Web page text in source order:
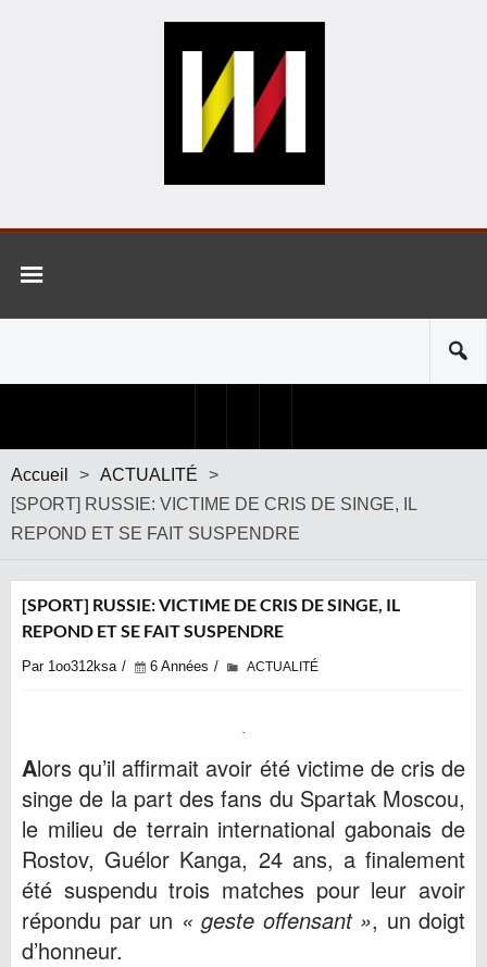
Accueil > ACTUALITÉ
>
[SPORT] RUSSIE: VICTIME DE CRIS DE SINGE, IL
REPOND ET SE FAIT SUSPENDRE
[SPORT] RUSSIE: VICTIME DE CRIS DE SINGE, IL
REPOND ET SE FAIT SUSPENDRE
Par 1oo312ksa 6 Années ACTUALITÉ
Alors qu’il affirmait avoir été victime de cris de
singe de la part des fans du Spartak Moscou,
le milieu de terrain international gabonais de
Rostov, Guélor Kanga, 24 ans, a finalement
été suspendu trois matches pour leur avoir
répondu par un « geste offensant », un doigt
d’honneur.